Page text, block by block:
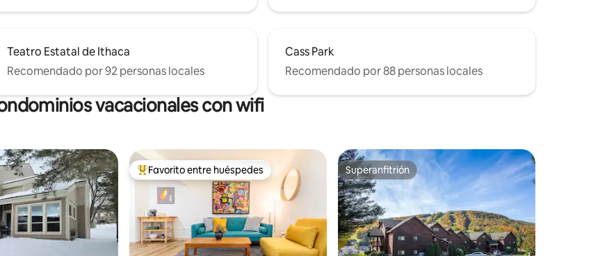
Teatro Estatal de Ithaca
Recomendado por 92 personas locales
Cass Park
Recomendado por 88 personas locales
vacacionales con wifi
Favorito entre huéspedes preferido
Favorito entre huéspedes Superanfitrión
Superanfitrión